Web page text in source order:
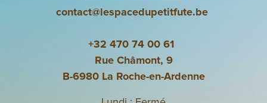
contact@lespacedupetitfute.be
+32 470 74 00 61
Rue Châmont, 9
B-6980 La Roche-en-Ardenne